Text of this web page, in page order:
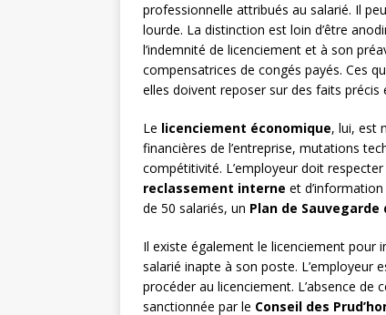
professionnelle attribués au salarié. Il
lourde. La distinction est loin d’être
l’indemnité de licenciement et à son
compensatrices de congés payés. Ces
elles doivent reposer sur des faits précis
Le licenciement économique, lui, est
financières de l’entreprise, mutations
compétitivité. L’employeur doit
reclassement interne et
de 50 salariés, un Plan de Sauvegarde
Il existe également le licenciement pour
salarié inapte à son poste. L’employeur
procéder au licenciement. L’absence de
sanctionnée par le Conseil des